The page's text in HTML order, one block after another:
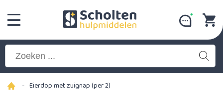
- Eierdop met zuignap (per 2)